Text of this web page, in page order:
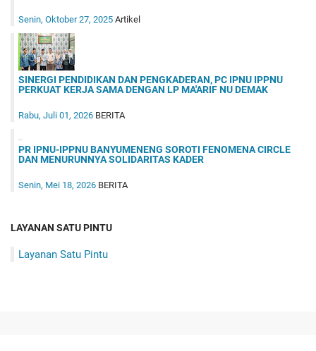
Senin, Oktober 27, 2025 Artikel
SINERGI PENDIDIKAN DAN PENGKADERAN, PC IPNU IPPNU
PERKUAT KERJA SAMA DENGAN LP MA'ARIF NU DEMAK
Rabu, Juli 01, 2026 BERITA
PR IPNU-IPPNU BANYUMENENG SOROTI FENOMENA CIRCLE
DAN MENURUNNYA SOLIDARITAS KADER
Senin, Mei 18, 2026 BERITA
LAYANAN SATU PINTU
Layanan Satu Pintu